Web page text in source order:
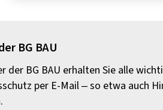
BG BAU
der BG BAU erhalten Sie alle
per E-Mail – so etwa auch